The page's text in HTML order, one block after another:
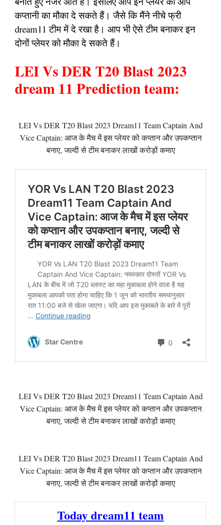
कप्तानी का मौका दे सकते हैं। जैसे कि मैंने नीचे फ्री
dream11 टीम में दे रखा है। आप भी ऐसे टीम बनाकर इन
दोनों प्लेयर को मौका दे सकते हैं।
LEI Vs DER T20 Blast 2023
dream 11 Prediction team:
LEI Vs DER T20 Blast 2023 Dream11 Team Captain And
Vice Captain: आज के मैच में इस प्लेयर को कप्तान और उपकप्तान
बनाए, जल्दी से टीम बनाकर लाखों करोड़ों कमाए
LEI Vs DER T20 Blast 2023 Dream11 Team Captain And
Vice Captain: आज के मैच में इस प्लेयर को कप्तान और उपकप्तान
बनाए, जल्दी से टीम बनाकर लाखों करोड़ों कमाए
LEI Vs DER T20 Blast 2023 Dream11 Team Captain And
Vice Captain: आज के मैच में इस प्लेयर को कप्तान और उपकप्तान
बनाए, जल्दी से टीम बनाकर लाखों करोड़ों कमाए
Today dream11 team